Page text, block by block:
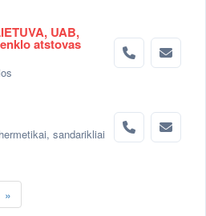
UAB,
atstovas
sandarikliai
»